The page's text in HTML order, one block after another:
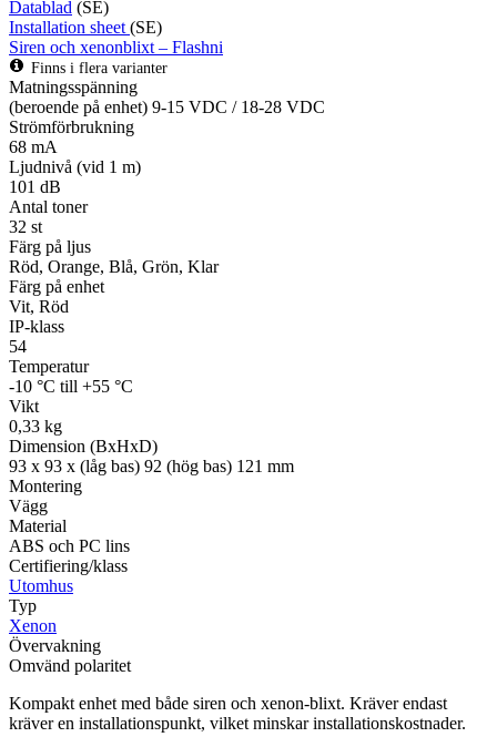
Datablad (SE)
Installation sheet (SE)
Siren och xenonblixt – Flashni
Finns i flera varianter
Matningsspänning
(beroende på enhet) 9-15 VDC / 18-28 VDC
Strömförbrukning
68 mA
Ljudnivå (vid 1 m)
101 dB
Antal toner
32 st
Färg på ljus
Röd, Orange, Blå, Grön, Klar
Färg på enhet
Vit, Röd
IP-klass
54
Temperatur
-10 °C till +55 °C
Vikt
0,33 kg
Dimension (BxHxD)
93 x 93 x (låg bas) 92 (hög bas) 121 mm
Montering
Vägg
Material
ABS och PC lins
Certifiering/klass
Utomhus
Typ
Xenon
Övervakning
Omvänd polaritet
Kompakt enhet med både siren och xenon-blixt. Kräver endast
kräver en installationspunkt, vilket minskar installationskostnader.